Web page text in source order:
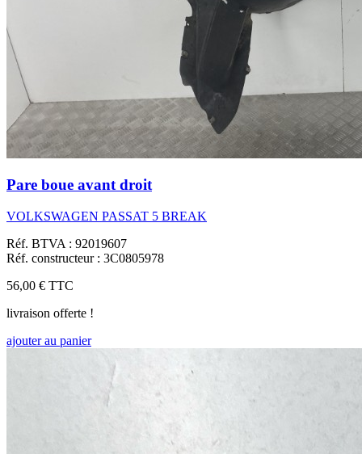
Pare boue avant droit
VOLKSWAGEN PASSAT 5 BREAK
Réf. BTVA : 92019607
Réf. constructeur : 3C0805978
56,00 € TTC
livraison offerte !
ajouter au panier